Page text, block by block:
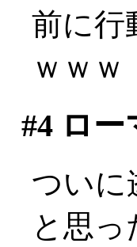
前に行
ｗｗｗ
#4ロー
ついに
と思っ